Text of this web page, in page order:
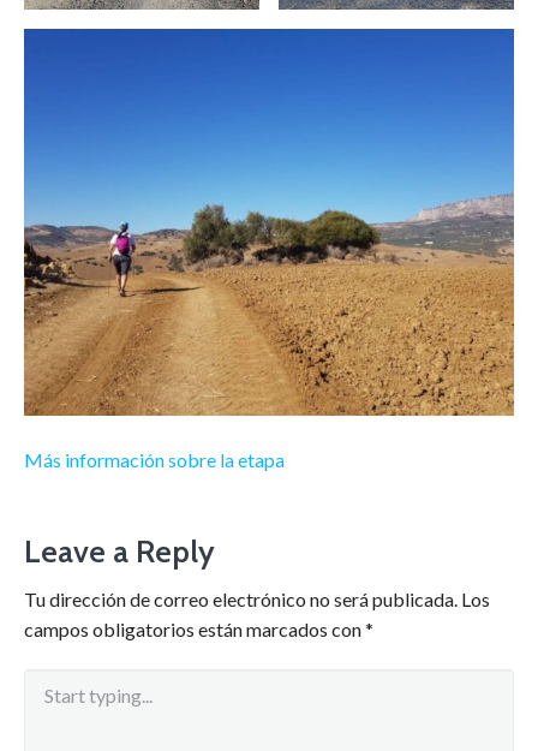
Más información sobre la etapa
Leave a Reply
Tu dirección de correo electrónico no será publicada. Los
campos obligatorios están marcados con*